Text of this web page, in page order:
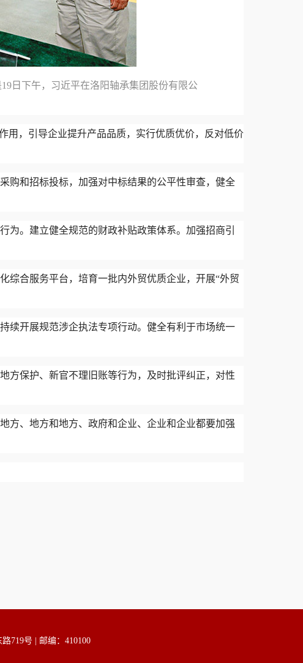
日下午，习近平在洛阳轴承集团股份有限公
用，引导企业提升产品品质，实行优质优价，反对低价
购和招标投标，加强对中标结果的公平性审查，健全
为。建立健全规范的财政补贴政策体系。加强招商引
综合服务平台，培育一批内外贸优质企业，开展“外贸
续开展规范涉企执法专项行动。健全有利于市场统一
方保护、新官不理旧账等行为，及时批评纠正，对性
方、地方和地方、政府和企业、企业和企业都要加强
719号 | 邮编：410100